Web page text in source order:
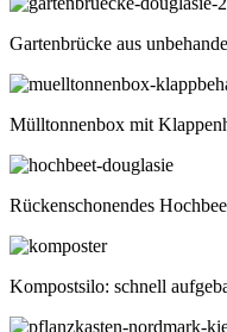
Gartenbrücke aus
Mülltonnenbox mit
Rückenschonendes
Kompostsilo: schnell